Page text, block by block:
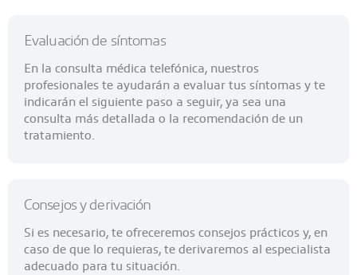
Evaluación de síntomas
En la consulta médica telefónica, nuestros
profesionales te ayudarán a evaluar tus síntomas y te
indicarán el siguiente paso a seguir, ya sea una
consulta más detallada o la recomendación de un
tratamiento.
Consejos y derivación
Si es necesario, te ofreceremos consejos prácticos y, en
caso de que lo requieras, te derivaremos al especialista
adecuado para tu situación.